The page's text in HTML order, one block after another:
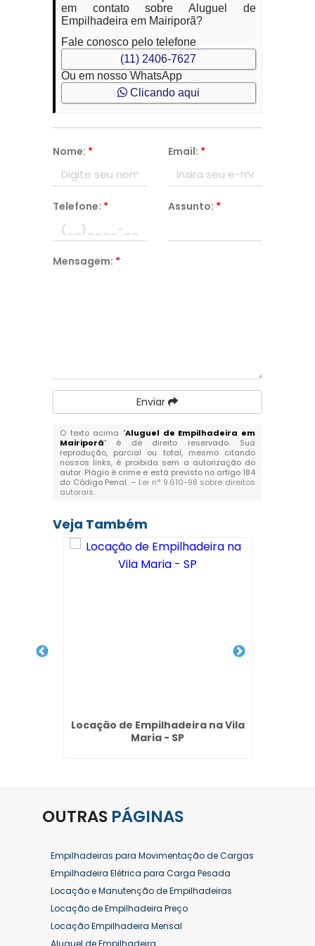
em contato sobre Aluguel de
Empilhadeira em Mairiporã?
Fale conosco pelo telefone
(11) 2406-7627
Ou em nosso WhatsApp
Clicando aqui
Nome: * Email: *
Telefone: * Assunto: *
Mensagem: *
Enviar
O texto acima "Aluguel de Empilhadeira em
Mairiporã" é de direito reservado. Sua
reprodução, parcial ou total, mesmo citando
nossos links, é proibida sem a autorização do
autor. Plágio é crime e está previsto no artigo 184
do Código Penal. – Lei n° 9.610-98 sobre direitos
autorais.
Veja Também
Locação de Empilhadeira na Vila
Maria - SP
OUTRAS PÁGINAS
Empilhadeiras para Movimentação de Cargas
Empilhadeira Elétrica para Carga Pesada
Locação e Manutenção de Empilhadeiras
Locação de Empilhadeira Preço
Locação Empilhadeira Mensal
Aluguel de Empilhadeira